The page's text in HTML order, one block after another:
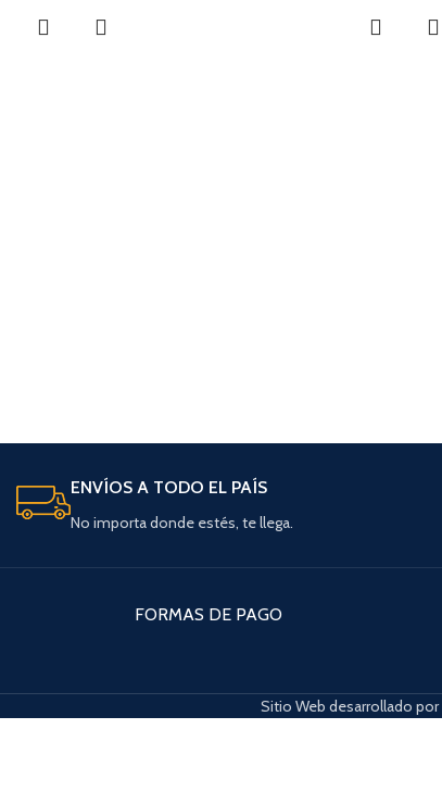
ENVÍOS A TODO EL PAÍS
No importa donde estés, te llega.
FORMAS DE PAGO
Sitio Web desarrollado por